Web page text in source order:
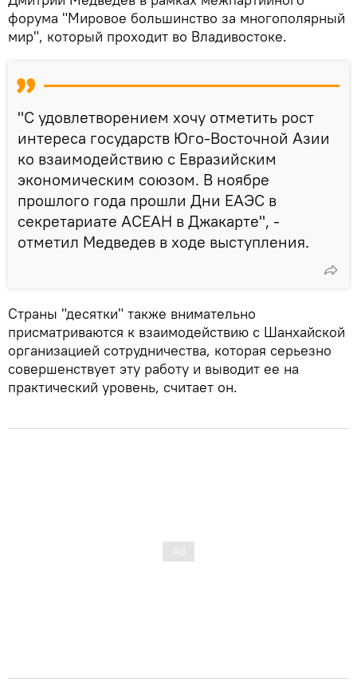
форума "Мировое большинство за многополярный
мир", который проходит во Владивостоке.
"С удовлетворением хочу отметить рост
интереса государств Юго-Восточной Азии
ко взаимодействию с Евразийским
экономическим союзом. В ноябре
прошлого года прошли Дни ЕАЭС в
секретариате АСЕАН в Джакарте", -
отметил Медведев в ходе выступления.
Страны "десятки" также внимательно
присматриваются к взаимодействию с Шанхайской
организацией сотрудничества, которая серьезно
совершенствует эту работу и выводит ее на
практический уровень, считает он.